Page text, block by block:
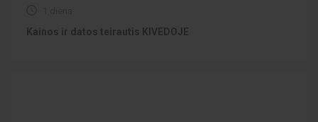
Kainos ir datos teirautis KIVEDOJE